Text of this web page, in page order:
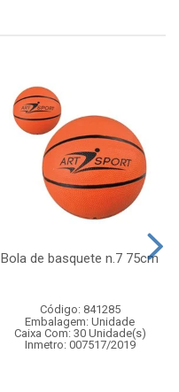
Bola de basquete n.7 75cm
Código: 841285
Embalagem: Unidade
Caixa Com: 30 Unidade(s)
Inmetro: 007517/2019